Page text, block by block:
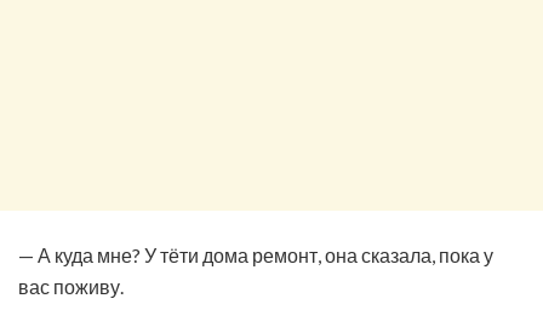
— А куда мне? У тёти дома ремонт, она сказала, пока у
вас поживу.